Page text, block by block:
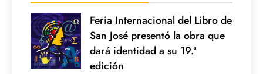
Feria Internacional del Libro de
San José presentó la obra que
dará identidad a su 19.ª
edición